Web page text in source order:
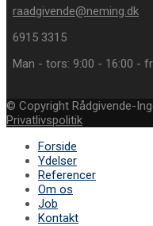
raadgivende@neming.dk
6915 3315
Man - tors: 9:00 - 16:00 -
© Copyright Rådgivende-
Privatlivspolitik
Forside
Ydelser
Referencer
Om os
Job
Kontakt